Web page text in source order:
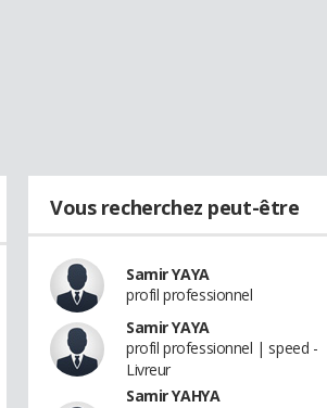
Vous recherchez peut-être
Samir YAYA
profil professionnel
Samir YAYA
profil professionnel | speed -
Livreur
Samir YAHYA